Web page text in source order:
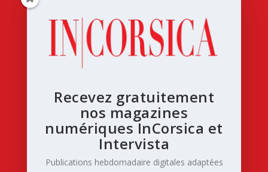
Recevez gratuitement
nos magazines
numériques InCorsica et
Intervista
Publications hebdomadaire digitales adaptées